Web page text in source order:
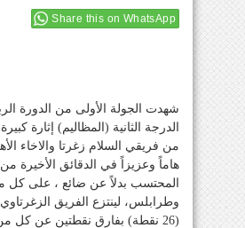
Share this on WhatsApp
شهدت الجولة الأولى من الدورة
الدرجة الثانية (المظاليم) إثارة
من فريقي السلام زغرتا والاخاء
هاماً وعزيزاً في الدقائق الأخيرة
المحتسب بدلاً عن ضائع ، على كل
وطرابلس، لينتزع الفريق
(26 نقطة) بفارق نقطتين عن كل